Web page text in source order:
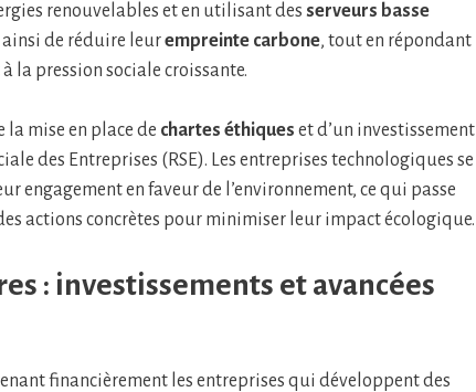
renouvelables et en utilisant des serveurs basse
ainsi de réduire leurempreinte carbone, tout en répondant
la pression sociale croissante.
la mise en place de chartes éthiques et d’un investissement
des Entreprises (RSE). Les entreprises technologiques se
engagement en faveur de l’environnement, ce qui passe
actions concrètes pour minimiser leur impact écologique.
: investissements et avancées
financièrement les entreprises qui développent des